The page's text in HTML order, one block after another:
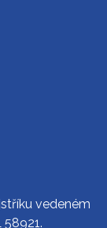
vedeném